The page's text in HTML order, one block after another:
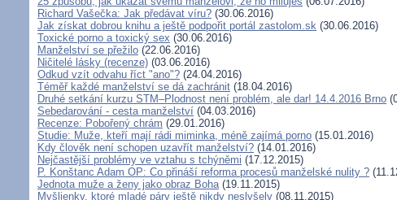
Richard Vašečka: Jak předávat víru? (30.06.2016)
Jak získat dobrou knihu a ještě podpořit portál zastolom.sk (30.06.2016)
Toxické porno a toxický sex (30.06.2016)
Manželství se přežilo (22.06.2016)
Ničitelé lásky (recenze) (03.06.2016)
Odkud vzít odvahu říct "ano"? (24.04.2016)
Téměř každé manželství se dá zachránit (18.04.2016)
Druhé setkání kurzu STM–Plodnost není problém, ale dar! 14.4.2016 Brno
Sebedarování - cesta manželství (04.03.2016)
Recenze: Pobořený chrám (29.01.2016)
Studie: Muže, kteří mají rádi miminka, méně zajímá porno (15.01.2016)
Kdy člověk není schopen uzavřít manželství? (14.01.2016)
Nejčastější problémy ve vztahu s tchýněmi (17.12.2015)
P. Konštanc Adam OP: Co přináší reforma procesů manželské nulity ?
Jednota muže a ženy jako obraz Boha(19.11.2015)
Myšlienky, ktoré mladé páry ještě nikdy neslyšely (08.11.2015)